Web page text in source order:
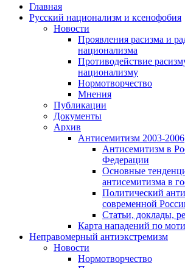
Главная
Русский национализм и ксенофобия
Новости
Проявления расизма и
национализма
Противодействие
национализму
Нормотворчество
Мнения
Публикации
Документы
Архив
Антисемитизм 2003-2006
Антисемитизм в
Федерации
Основные
антисемитизма в
Политический
современной
Статьи, доклады,
Карта нападений по
Неправомерный антиэкстремизм
Новости
Нормотворчество